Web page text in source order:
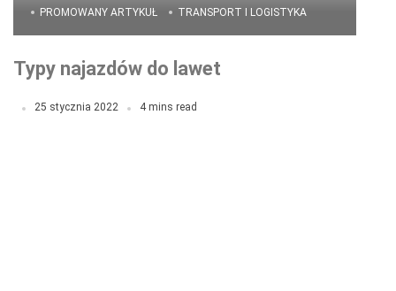
PROMOWANY ARTYKUŁ TRANSPORT I LOGISTYKA
Typy najazdów do lawet
25 stycznia 2022 4 mins read